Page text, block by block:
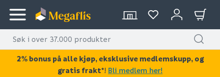
2% bonus på alle kjøp, eksklusive medlemskupp, og
gratis frakt*! Bli medlem her!